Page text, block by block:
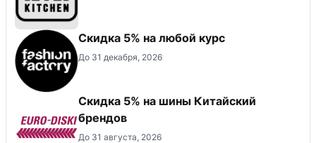
Скидка 5% на любой курс
До 31 декабря, 2026
​Скидка 5% на шины Китайский
брендов
До 31 августа, 2026